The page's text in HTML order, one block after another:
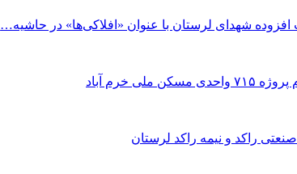
افزوده شهدای لرستان با عنوان «افلاکی‌ها» در حاشیه…
خرم آباد
راکد و نیمه راکد لرستان